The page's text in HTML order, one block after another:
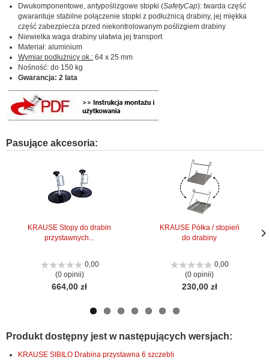
Dwukomponentowe, antypoślizgowe stopki (SafetyCap): twarda część
gwarantuje stabilne połączenie stopki z podłużnicą drabiny, jej miękka
część zabezpiecza przed niekontrolowanym poślizgiem drabiny
Niewielka waga drabiny ułatwia jej transport
Materiał: aluminium
Wymiar podłużnicy ok.: 64 x 25 mm
Nośność: do 150 kg
Gwarancja: 2 lata
Pasujące akcesoria:
KRAUSE Stopy do drabin
przystawnych...
0,00
(0 opinii)
664,00 zł
KRAUSE Półka / stopień
do drabiny
0,00
(0 opinii)
230,00 zł
Produkt dostępny jest w następujących wersjach:
KRAUSE SIBILO Drabina przystawna 6 szczebli